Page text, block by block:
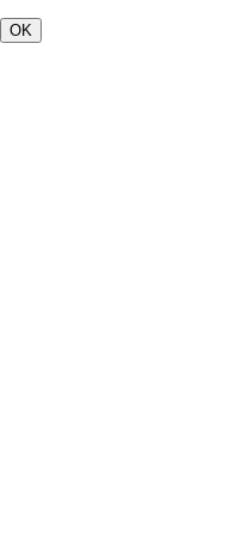
OK